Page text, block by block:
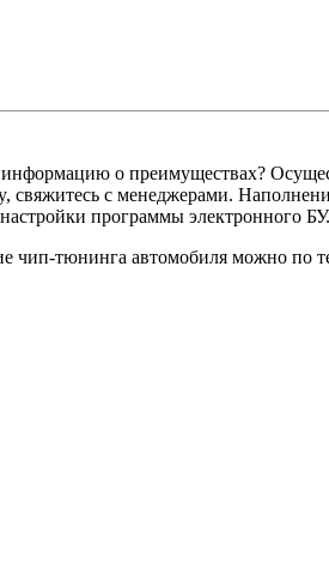
о преимуществах?
свяжитесь с менеджерами.
программы электронного БУ.
чип-тюнинга автомобиля можно по